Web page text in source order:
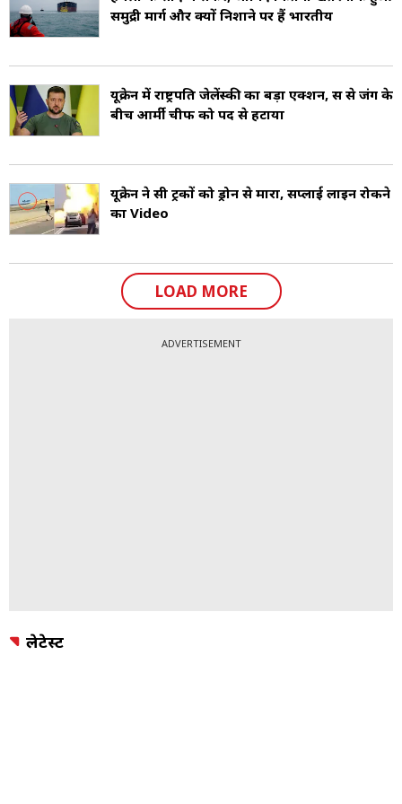
समुद्री मार्ग और क्यों निशाने पर हैं भारतीय
यूक्रेन में राष्ट्रपति जेलेंस्की का बड़ा एक्शन, रूस से जंग के
बीच आर्मी चीफ को पद से हटाया
यूक्रेन ने रूसी ट्रकों को ड्रोन से मारा, सप्लाई लाइन रोकने
का Video
LOAD MORE
ADVERTISEMENT
लेटेस्ट